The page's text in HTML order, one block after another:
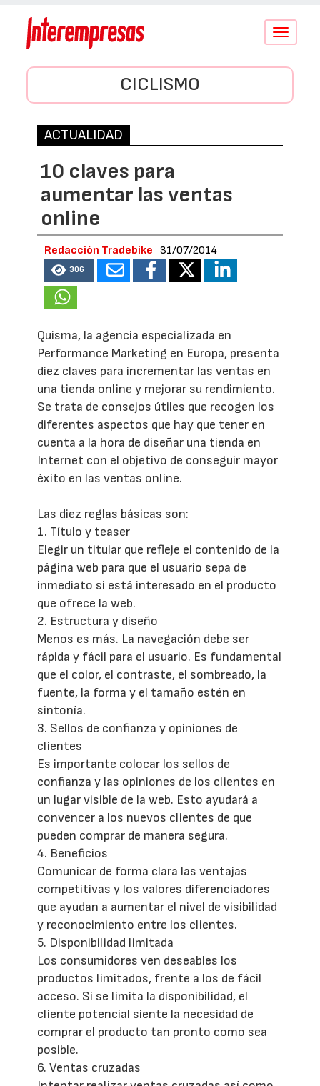
Conmutar
CICLISMO
ACTUALIDAD
10 claves para
aumentar las ventas
online
Redacción Tradebike 31/07/2014
306
Quisma, la agencia especializada en
Performance Marketing en Europa, presenta
diez claves para incrementar las ventas en
una tienda online y mejorar su rendimiento.
Se trata de consejos útiles que recogen los
diferentes aspectos que hay que tener en
cuenta a la hora de diseñar una tienda en
Internet con el objetivo de conseguir mayor
éxito en las ventas online.
Las diez reglas básicas son:
1. Título y teaser
Elegir un titular que refleje el contenido de la
página web para que el usuario sepa de
inmediato si está interesado en el producto
que ofrece la web.
2. Estructura y diseño
Menos es más. La navegación debe ser
rápida y fácil para el usuario. Es fundamental
que el color, el contraste, el sombreado, la
fuente, la forma y el tamaño estén en
sintonía.
3. Sellos de confianza y opiniones de
clientes
Es importante colocar los sellos de
confianza y las opiniones de los clientes en
un lugar visible de la web. Esto ayudará a
convencer a los nuevos clientes de que
pueden comprar de manera segura.
4. Beneficios
Comunicar de forma clara las ventajas
competitivas y los valores diferenciadores
que ayudan a aumentar el nivel de visibilidad
y reconocimiento entre los clientes.
5. Disponibilidad limitada
Los consumidores ven deseables los
productos limitados, frente a los de fácil
acceso. Si se limita la disponibilidad, el
cliente potencial siente la necesidad de
comprar el producto tan pronto como sea
posible.
6. Ventas cruzadas